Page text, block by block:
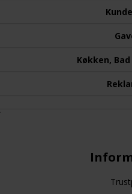
Køkken,
.